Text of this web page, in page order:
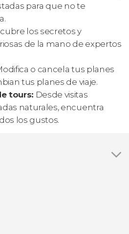
para que no te
los secretos y
de la mano de expertos
o cancela tus planes
tus planes de viaje.
tours: Desde visitas
naturales, encuentra
los gustos.